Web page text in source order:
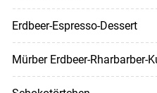
Erdbeer-Espresso-Dessert
Mürber Erdbeer-Rharbarber-